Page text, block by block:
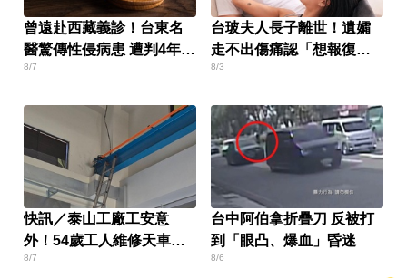
曾遠赴西藏義診！台東名
醫驚傳性侵病患 遭判4年8
月
8/7
台玻夫人長子離世！遺孀
走不出傷痛認「想報復」
心聲曝
8/3
快訊／泰山工廠工安意
外！54歲工人維修天車突
觸電 命危搶救中
8/7
台中阿伯拿折疊刀 反被打
到「眼凸、爆血」昏迷
8/6